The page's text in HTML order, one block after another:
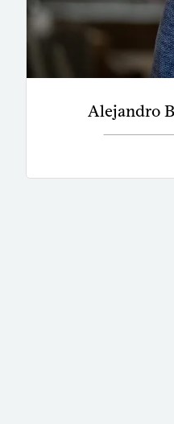
Alejandro